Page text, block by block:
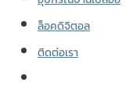
ล็อคดิจิตอล
ติดต่อเรา